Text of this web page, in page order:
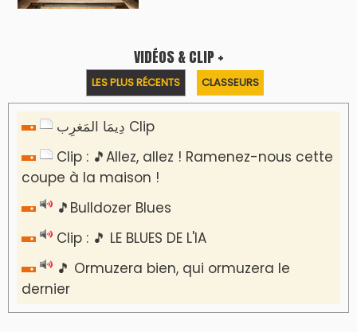
VIDÉOS & CLIP +
LES PLUS RÉCENTS CLASSEURS
دِيمَا المَغرِب Clip
Clip : 🎵Allez, allez ! Ramenez-nous cette
coupe à la maison !
🎵Bulldozer Blues
Clip : 🎵 LE BLUES DE L'IA
🎵 Ormuzera bien, qui ormuzera le
dernier